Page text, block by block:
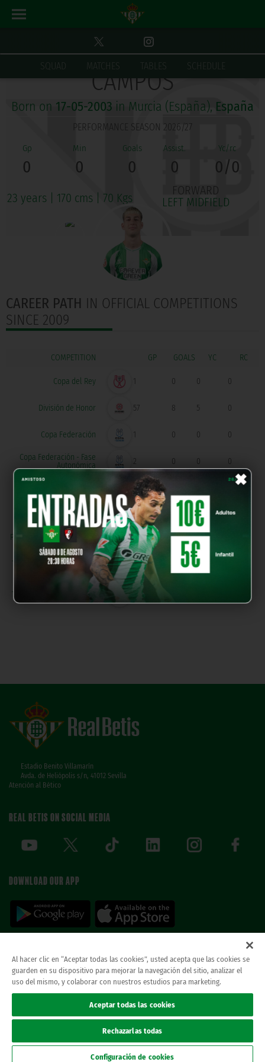
SQUAD MATCHES TABLES SCHEDULE
×
ANTONIO MANUEL TORAL
CAMPOS
Born on 17-05-2003 in Murcia (España), España
PERFORMANCE SEASON 2026/27
0 0 0 0 0/0
23 years 170 cms 70 Kgs
FORWARD
LEFT MIDFIELD
CAREER PATH IN OFFICIAL COMPETITIONS
SINCE 2009
COMPETITION GOALS
Copa del Rey 1 0 0 0
División de Honor 57 8 5 0
Copa Federación 1 0 0 0
Copa Federación - Fase
Autonómica
2 0 0 0
52
Tercera Federación 52 8 0
Primera Federación - Play
Offs Ascenso
2 0
Tercera Federación - Play
Offs Ascenso
6 2
Trofeo Ciudad de Alicante
Estadio Benito Villamarín
Avda. de Heliópolis s/n, 41012 Sevilla
Atención al Bético
REAL BETIS ON SOCIAL MEDIA
DOWNLOAD OUR APP
© REAL BETIS BALOMPIE.This website is the only official Real Betis Balompié. All
rights reserved..
Privacy policy
ethical channel
Al hacer clic en “Aceptar todas las cookies”, usted acepta que las cookies se
guarden en su dispositivo para mejorar la navegación del sitio, analizar el
uso del mismo, y colaborar con nuestros estudios para marketing.
Aceptar todas las cookies
Rechazarlas todas
Configuración de cookies